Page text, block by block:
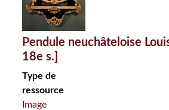
Pendule neuchâteloise
18e s.]
Type de
ressource
Image